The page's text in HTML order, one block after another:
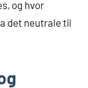
og hvor
det neutrale til